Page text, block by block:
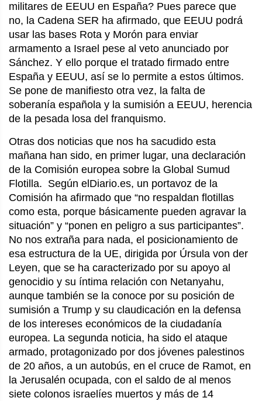
militares de EEUU en España? Pues parece que
no, la Cadena SER ha afirmado, que EEUU podrá
usar las bases Rota y Morón para enviar
armamento a Israel pese al veto anunciado por
Sánchez. Y ello porque el tratado firmado entre
España y EEUU, así se lo permite a estos últimos.
Se pone de manifiesto otra vez, la falta de
soberanía española y la sumisión a EEUU, herencia
de la pesada losa del franquismo.
Otras dos noticias que nos ha sacudido esta
mañana han sido, en primer lugar, una declaración
de la Comisión europea sobre la Global Sumud
Flotilla. Según elDiario.es, un portavoz de la
Comisión ha afirmado que “no respaldan flotillas
como esta, porque básicamente pueden agravar la
situación” y “ponen en peligro a sus participantes”.
No nos extraña para nada, el posicionamiento de
esa estructura de la UE, dirigida por Úrsula von der
Leyen, que se ha caracterizado por su apoyo al
genocidio y su íntima relación con Netanyahu,
aunque también se la conoce por su posición de
sumisión a Trump y su claudicación en la defensa
de los intereses económicos de la ciudadanía
europea. La segunda noticia, ha sido el ataque
armado, protagonizado por dos jóvenes palestinos
de 20 años, a un autobús, en el cruce de Ramot, en
la Jerusalén ocupada, con el saldo de al menos
siete colonos israelíes muertos y más de 14